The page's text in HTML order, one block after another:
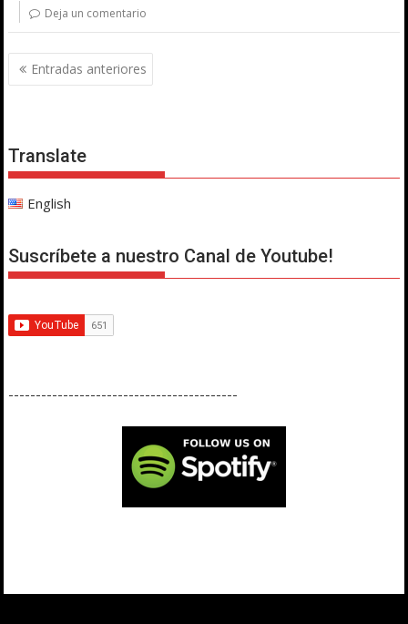
Deja un comentario
Navegación
de
Entradas anteriores
Translate
English
Suscríbete a nuestro Canal de Youtube!
------------------------------------------